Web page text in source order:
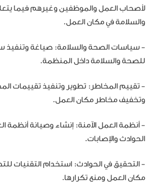
لأصحاب العمل والموظفين وغيرهم فيما
والسلامة في مكان العمل.
- سياسات الصحة والسلامة: صياغة وتنفيذ
للصحة والسلامة داخل المنظمة.
- تقييم المخاطر: تطوير وتنفيذ تقييمات
وتخفيف مخاطر مكان العمل.
- أنظمة العمل الآمنة: إنشاء وصيانة أنظمة
الحوادث والإصابات.
- التحقيق في الحوادث: استخدام التقنيات
مكان العمل ومنع تكرارها.